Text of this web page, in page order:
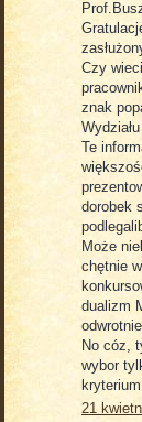
Czy
znak
Te
dorobek
Może
chętnie
dualizm
No cóz,
wybor
21